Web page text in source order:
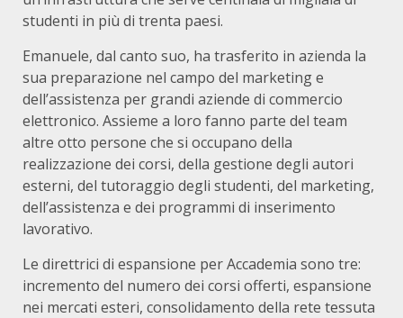
studenti in più di trenta paesi.
Emanuele, dal canto suo, ha trasferito in azienda la
sua preparazione nel campo del marketing e
dell’assistenza per grandi aziende di commercio
elettronico. Assieme a loro fanno parte del team
altre otto persone che si occupano della
realizzazione dei corsi, della gestione degli autori
esterni, del tutoraggio degli studenti, del marketing,
dell’assistenza e dei programmi di inserimento
lavorativo.
Le direttrici di espansione per Accademia sono tre:
incremento del numero dei corsi offerti, espansione
nei mercati esteri, consolidamento della rete tessuta